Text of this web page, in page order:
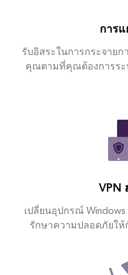
การ
รับอิสระในการกระจาย
คุณตามที่คุณต้องการระห
VPN
เปลี่ยนอุปกรณ์
รักษาความปลอดภัยใ